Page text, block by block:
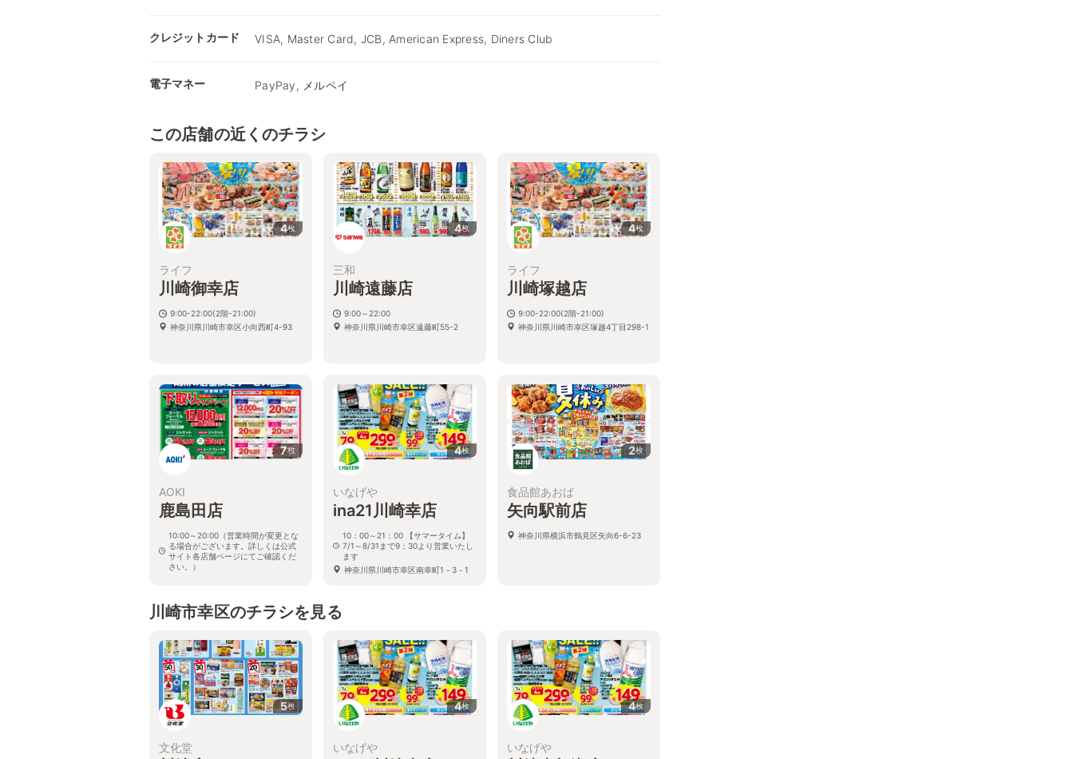
クレジットカード VISA, Master Card, JCB, American Express, Diners Club
電子マネー PayPay, メルペイ
この店舗の近くのチラシ
4枚
ライフ
川崎御幸店
9:00-22:00(2階-21:00)
神奈川県川崎市幸区小向西町4-93
4枚
三和
川崎遠藤店
9:00～22:00
神奈川県川崎市幸区遠藤町55-2
4枚
ライフ
川崎塚越店
9:00-22:00(2階-21:00)
神奈川県川崎市幸区塚越4丁目298-1
7枚
AOKI
鹿島田店
10:00～20:00（営業時間が変更とな
る場合がございます。詳しくは公式
サイト各店舗ページにてご確認くだ
さい。）
4枚
いなげや
ina21川崎幸店
10：00～21：00 【サマータイム】
7/1～8/31まで9：30より営業いたし
ます
神奈川県川崎市幸区南幸町1－3－1
2枚
食品館あおば
矢向駅前店
神奈川県横浜市鶴見区矢向6-6-23
川崎市幸区のチラシを見る
5枚
文化堂
4枚
いなげや
4枚
いなげや